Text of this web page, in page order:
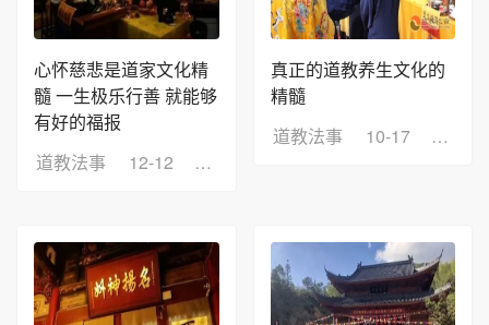
心怀慈悲是道家文化精
髓 一生极乐行善 就能够
有好的福报
道教法事
12-12 浏览：4
真正的道教养生文化的
精髓
道教法事
10-17 浏览